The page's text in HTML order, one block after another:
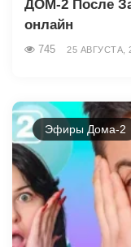
ДОМ-2 После
онлайн
745 25 АВГУСТА,
Эфиры Дома-2